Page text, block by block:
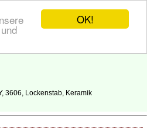
OK!
3606, Lockenstab, Keramik